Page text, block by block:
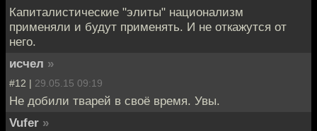
Капиталистические "элиты" национализм
применяли и будут применять. И не откажутся от
него.
исчел »
#12 | 29.05.15 09:19
Не добили тварей в своё время. Увы.
Vufer »